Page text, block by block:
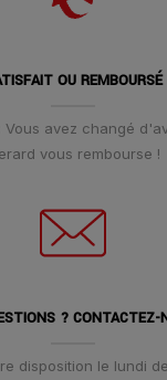
OU REMBOURSÉ
avez changé
vous rembourse !
? CONTACTEZ-
disposition le lundi